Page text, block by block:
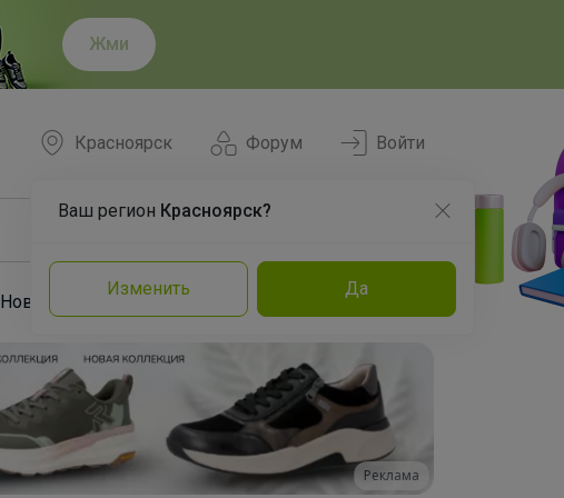
Жми
Форум
Красноярск
Ваш регион Красноярск?
Изменить Да
Войти
Новости Команда Эксперты
Реклама